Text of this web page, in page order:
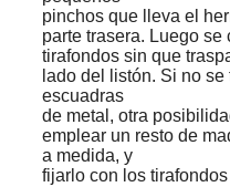
pinchos que lleva el
parte trasera. Luego se
tirafondos sin que
lado del listón. Si no se
escuadras
de metal, otra
emplear un resto de
a medida, y
fijarlo con los